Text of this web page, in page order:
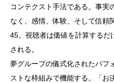
コンテクスト手法である。事実
なく、感情、体験、そして信頼
45。視聴者は価値を計算するだ
される。
夢グループの儀式化されたパフ
ストな枠組みで機能する。「お